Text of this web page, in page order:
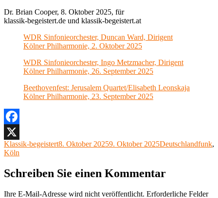
Dr. Brian Cooper, 8. Oktober 2025, für
klassik-begeistert.de und klassik-begeistert.at
WDR Sinfonieorchester, Duncan Ward, Dirigent
Kölner Philharmonie, 2. Oktober 2025
WDR Sinfonieorchester, Ingo Metzmacher, Dirigent
Kölner Philharmonie, 26. September 2025
Beethovenfest: Jerusalem Quartet/Elisabeth Leonskaja
Kölner Philharmonie, 23. September 2025
Facebook
X
Autor
Klassik-begeistertVeröffentlicht
8. Oktober 20259. Oktober 2025Kategorien
Deutschlandfunk,
Köln
Schreiben Sie einen Kommentar
Ihre E-Mail-Adresse wird nicht veröffentlicht. Erforderliche Felder